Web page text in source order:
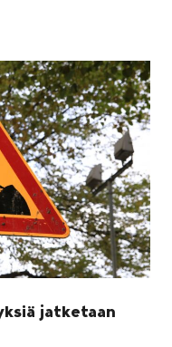
jatketaan